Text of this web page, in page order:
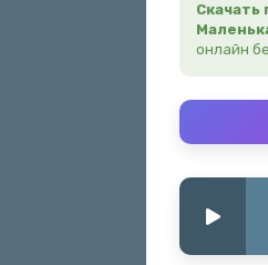
Скачать
онлайн